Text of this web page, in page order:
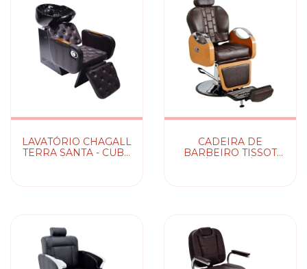
LAVATÓRIO CHAGALL
TERRA SANTA - CUBA
CADEIRA DE
BARBEIRO TISSOT